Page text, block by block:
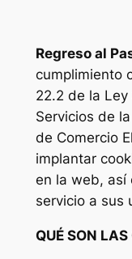
Regreso al
cumplimiento
22.2 de la
Servicios de
de Comercio
implantar
en la web, así
servicio a sus
QUÉ SON LAS